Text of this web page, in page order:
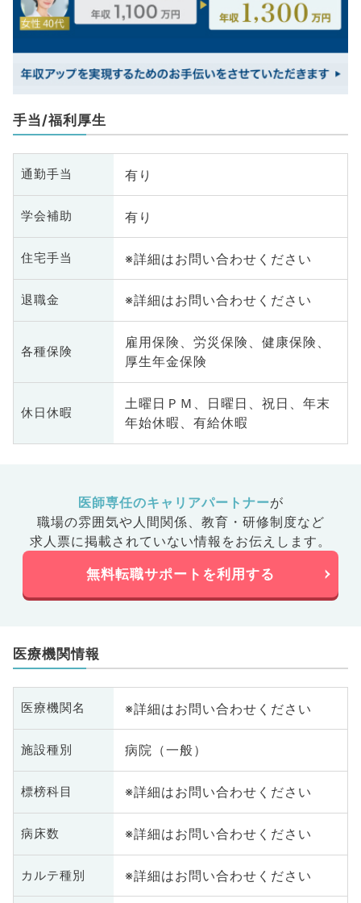
手当/福利厚生
通勤手当 有り
学会補助 有り
住宅手当 ※詳細はお問い合わせください
退職金 ※詳細はお問い合わせください
各種保険
雇用保険、労災保険、健康保険、
厚生年金保険
休日休暇
土曜日ＰＭ、日曜日、祝日、年末
年始休暇、有給休暇
医師専任のキャリアパートナーが
職場の雰囲気や人間関係、 教育・研修制度など
求人票に掲載されていない情報をお伝えします。
無料転職サポートを利用する
医療機関情報
医療機関名 ※詳細はお問い合わせください
施設種別 病院（一般）
標榜科目 ※詳細はお問い合わせください
病床数 ※詳細はお問い合わせください
カルテ種別 ※詳細はお問い合わせください